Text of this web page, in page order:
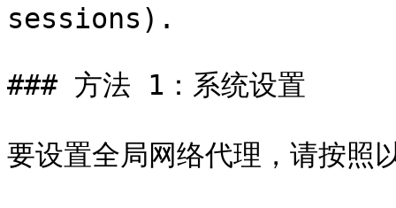
sessions).
### 方法 1：系统设置
要设置全局网络代理，请按照